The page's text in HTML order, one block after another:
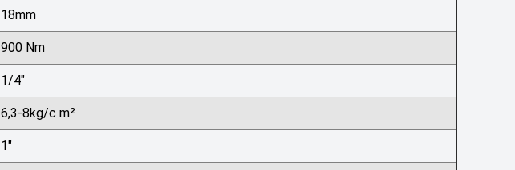
18mm
900 Nm
1/4"
6,3-8kg/c m²
1"